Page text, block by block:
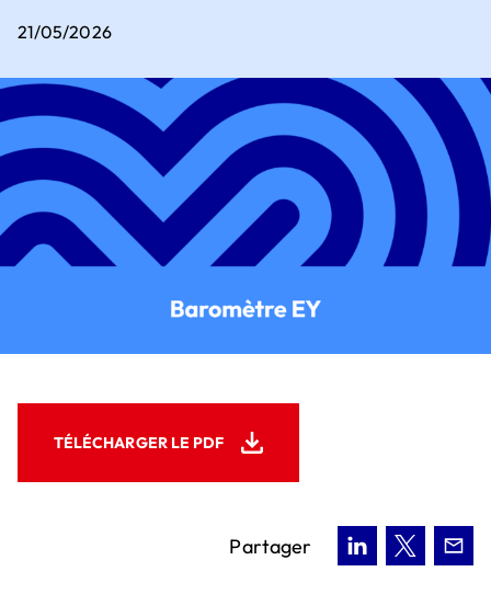
Comité exécutif
Notre contribution à la transition
écologique
Nos 5 convictions employeur
Pourquoi choisir la France ?
Comment s'implanter en France ?
Où s'implanter en France ?
Pourquoi choisir le V.I.E ?
Comment recruter un V.I.E ?
Quelles sont les aides pour recruter un
21/05/2026
TÉLÉCHARGER LE PDF
Partager